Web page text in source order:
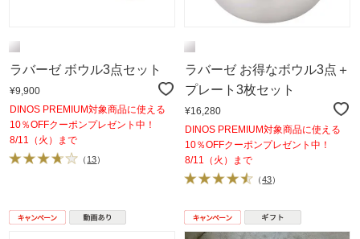
ラバーゼ ボウル3点セット
¥9,900
DINOS PREMIUM対象商品に使える
10％OFFクーポンプレゼント中！
8/11（火）まで
（ 13）
ラバーゼ お得なボウル3点＋
プレート3枚セット
¥16,280
DINOS PREMIUM対象商品に使える
10％OFFクーポンプレゼント中！
8/11（火）まで
（43）